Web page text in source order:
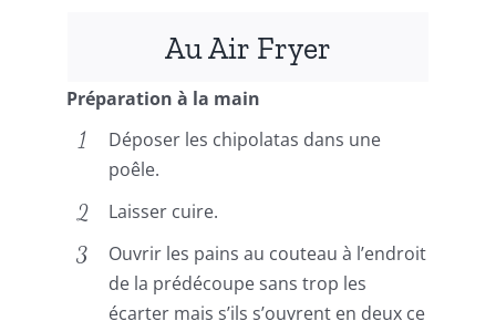
Au Air Fryer
Préparation à la main
Déposer les chipolatas dans une
poêle.
Laisser cuire.
Ouvrir les pains au couteau à l’endroit
de la prédécoupe sans trop les
écarter mais s’ils s’ouvrent en deux ce